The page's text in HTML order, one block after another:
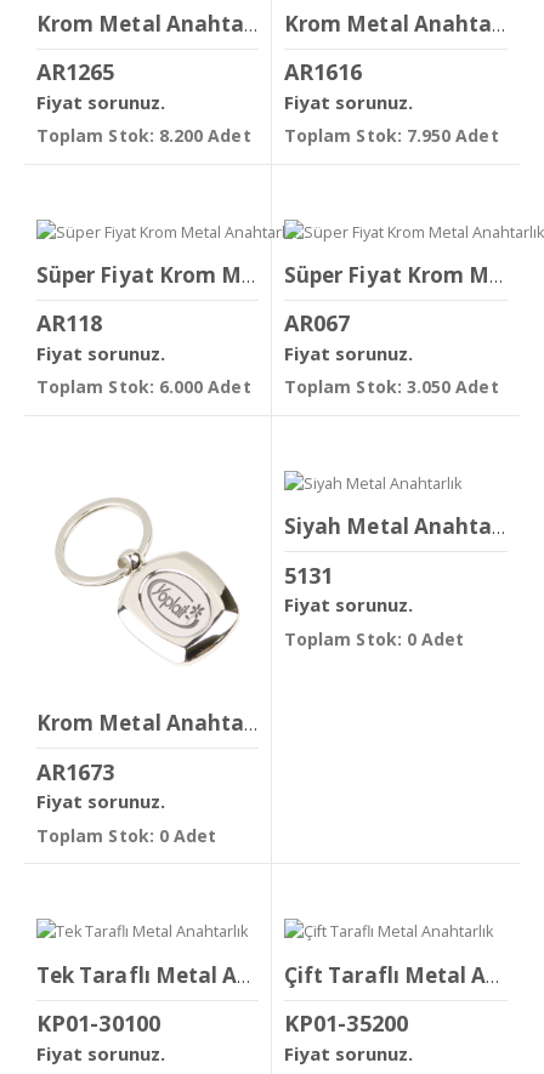
Krom Metal Anahtarlık
AR1265
Fiyat sorunuz.
Toplam Stok: 8.200 Adet
Krom Metal Anahtarlık
AR1616
Fiyat sorunuz.
Toplam Stok: 7.950 Adet
Süper Fiyat Krom Metal Anahtarlık
AR118
Fiyat sorunuz.
Toplam Stok: 6.000 Adet
Süper Fiyat Krom Metal Anahtarlık
AR067
Fiyat sorunuz.
Toplam Stok: 3.050 Adet
Krom Metal Anahtarlık
AR1673
Fiyat sorunuz.
Toplam Stok: 0 Adet
Siyah Metal Anahtarlık
5131
Fiyat sorunuz.
Toplam Stok: 0 Adet
Tek Taraflı Metal Anahtarlık
KP01-30100
Fiyat sorunuz.
Çift Taraflı Metal Anahtarlık
KP01-35200
Fiyat sorunuz.